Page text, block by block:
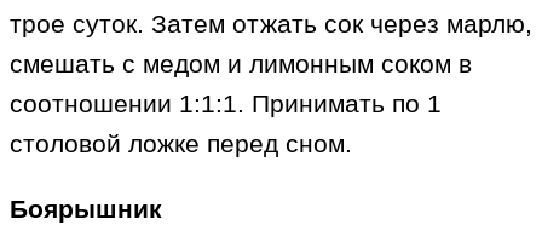
трое суток. Затем отжать сок через марлю,
смешать с медом и лимонным соком в
соотношении 1:1:1. Принимать по 1
столовой ложке перед сном.
Боярышник